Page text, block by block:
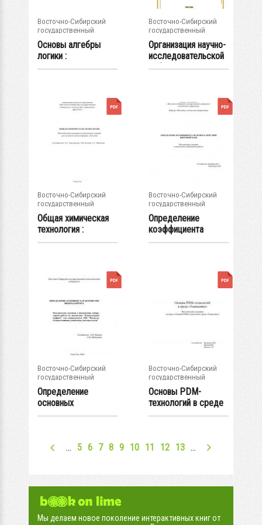
Восточно-Сибирский
государственный
университет...
Основы алгебры
логики :
методические
Восточно-Сибирский
государственный
университет...
Организация научно-
исследовательской
работы...
Восточно-Сибирский
государственный
университет...
Общая химическая
технология :
методические...
Восточно-Сибирский
государственный
университет...
Определение
коэффициента
полезного
Восточно-Сибирский
государственный
университет...
Определение
основных
характеристик
Восточно-Сибирский
государственный
университет...
Основы PDM-
технологий в среде
"Teamcenter"
… 5 6 7 8 9 10 11 12 13 …
Мы делаем новое поколение интерактивных книг от